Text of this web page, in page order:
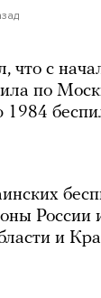
что с
по
и